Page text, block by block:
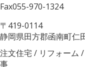
Fax055-970-1324
〒419-0114
静岡県田方郡函南町仁
注文住宅 / リフォーム
事